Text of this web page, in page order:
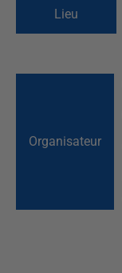
Lieu
Organisateur